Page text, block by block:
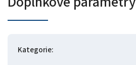
Kategorie: